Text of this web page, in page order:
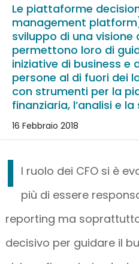
Le piattaforme
management
sviluppo di una
permettono loro di
iniziative di business e
persone al di fuori dei
con strumenti per la
finanziaria, l’analisi e
16 Febbraio 2018
I l ruolo dei CFO si è
più di essere
reporting ma
decisivo per guidare il